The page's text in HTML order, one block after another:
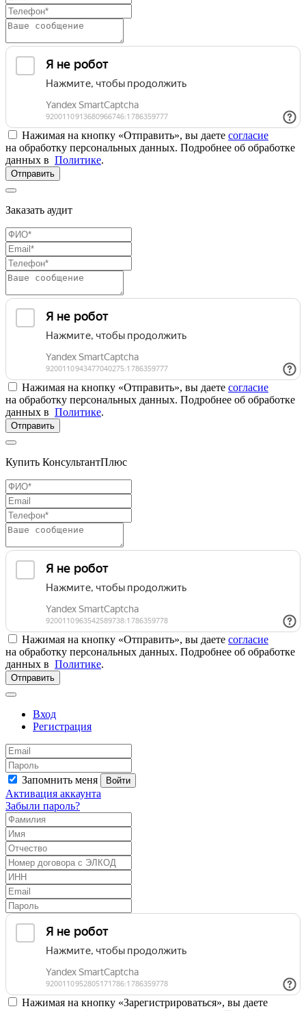
Нажимая на кнопку «Отправить», вы даете согласие
на обработку персональных данных. Подробнее об обработке
данных в Политике.
Отправить
Заказать аудит
Нажимая на кнопку «Отправить», вы даете согласие
на обработку персональных данных. Подробнее об обработке
данных в Политике.
Отправить
Купить КонсультантПлюс
Нажимая на кнопку «Отправить», вы даете согласие
на обработку персональных данных. Подробнее об обработке
данных в Политике.
Отправить
Вход
Регистрация
Запомнить меня Войти
Активация аккаунта
Забыли пароль?
Нажимая на кнопку «Зарегистрироваться», вы даете